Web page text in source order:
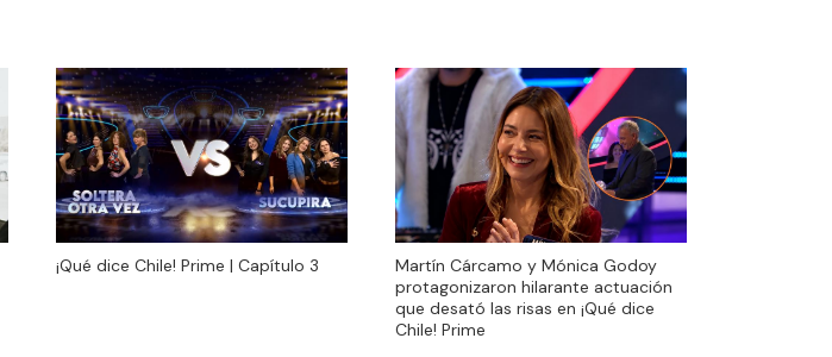
¡Qué dice Chile! Prime | Capítulo 3
protagonizaron hilarante actuación
que desató las risas en ¡Qué dice
Chile! Prime
Martín Cárcamo y Mónica Godoy
protagonizaron hilarante actuación
que desató las risas en ¡Qué dice
Chile! Prime